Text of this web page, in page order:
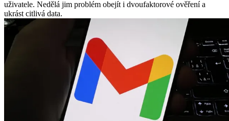
uživatele. Nedělá jim problém obejít i dvoufaktorové ověření a
ukrást citlivá data.